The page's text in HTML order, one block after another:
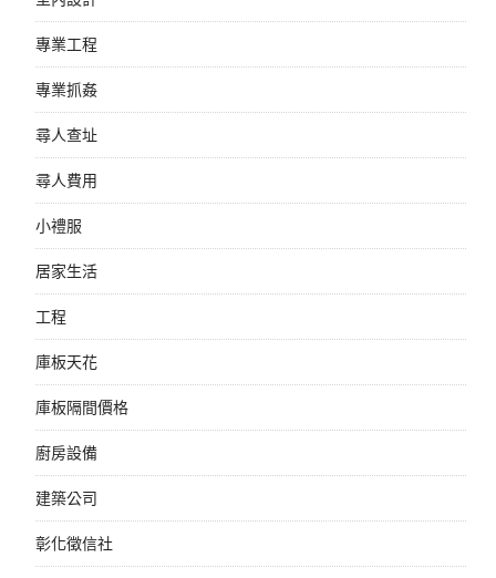
專業工程
專業抓姦
尋人查址
尋人費用
小禮服
居家生活
工程
庫板天花
庫板隔間價格
廚房設備
建築公司
彰化徵信社